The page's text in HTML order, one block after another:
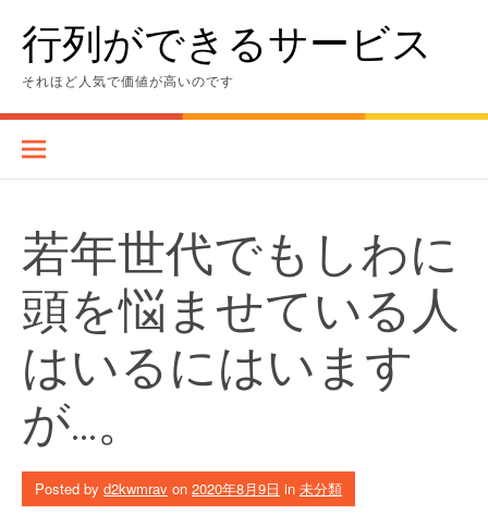
content行列ができるサービス
それほど人気で価値が高いのです
若年世代でもしわに
頭を悩ませている人
はいるにはいます
が…。
Posted by d2kwmrav on 2020年8月9日 in 未分類